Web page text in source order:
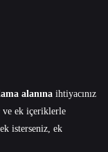
alanına ihtiyacınız
ve ek içeriklerle
isterseniz, ek